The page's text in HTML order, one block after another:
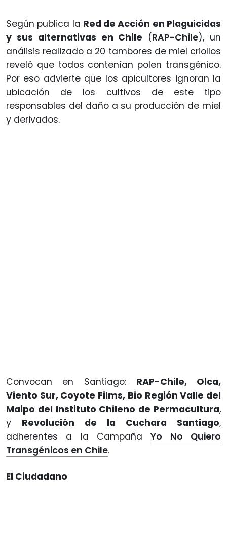
Según publica la Red de Acción en Plaguicidas
y sus alternativas en Chile (RAP-Chile), un
análisis realizado a 20 tambores de miel criollos
reveló que todos contenían polen transgénico.
Por eso advierte que los apicultores ignoran la
ubicación de los cultivos de este tipo
responsables del daño a su producción de miel
y derivados.
Convocan en Santiago: RAP-Chile, Olca,
Viento Sur, Coyote Films, Bio Región Valle del
Maipo del Instituto Chileno de Permacultura,
y Revolución de la Cuchara Santiago,
adherentes a la CampañaYo No Quiero
Transgénicos en Chile.
El Ciudadano